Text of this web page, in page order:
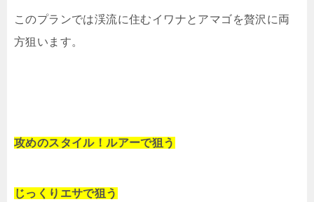
このプランでは渓流に住むイワナとアマゴを贅沢に両
方狙います。
攻めのスタイル！ルアーで狙う
じっくりエサで狙う